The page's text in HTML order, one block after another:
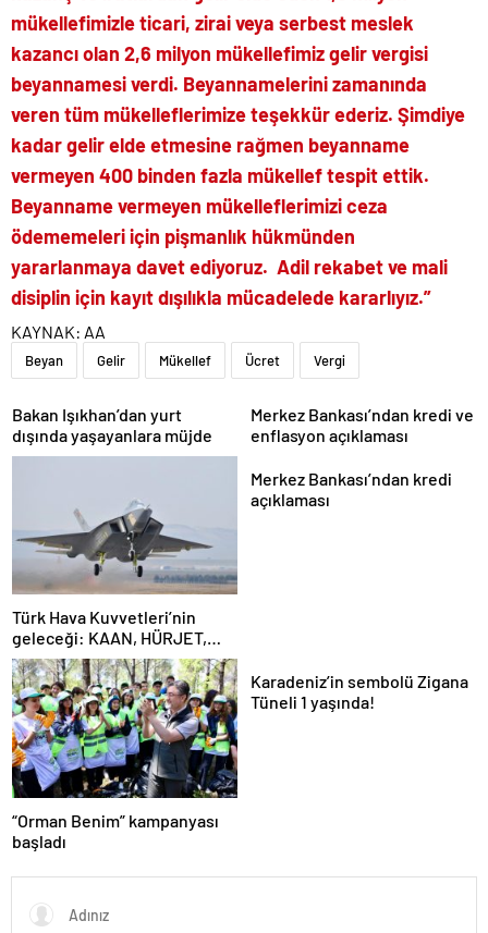
mükellefimizle ticari, zirai veya serbest meslek
kazancı olan 2,6 milyon mükellefimiz gelir vergisi
beyannamesi verdi. Beyannamelerini zamanında
veren tüm mükelleflerimize teşekkür ederiz. Şimdiye
kadar gelir elde etmesine rağmen beyanname
vermeyen 400 binden fazla mükellef tespit ettik.
Beyanname vermeyen mükelleflerimizi ceza
ödememeleri için pişmanlık hükmünden
yararlanmaya davet ediyoruz. Adil rekabet ve mali
disiplin için kayıt dışılıkla mücadelede kararlıyız.”
KAYNAK: AA
Beyan Gelir Mükellef Ücret Vergi
Bakan Işıkhan’dan yurt
dışında yaşayanlara müjde
Merkez Bankası’ndan kredi ve
enflasyon açıklaması
Türk Hava Kuvvetleri’nin
geleceği: KAAN, HÜRJET,
GÖKBEY ve HÜRKÜŞ
Merkez Bankası’ndan kredi
açıklaması
“Orman Benim” kampanyası
başladı
Karadeniz’in sembolü Zigana
Tüneli 1 yaşında!